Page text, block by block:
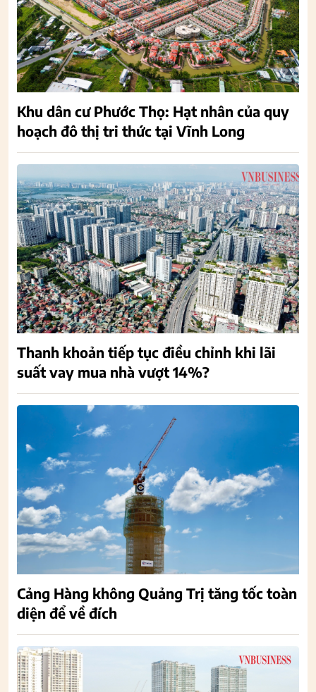
Khu dân cư Phước Thọ: Hạt nhân của quy
hoạch đô thị tri thức tại Vĩnh Long
Thanh khoản tiếp tục điều chỉnh khi lãi
suất vay mua nhà vượt 14%?
Cảng Hàng không Quảng Trị tăng tốc toàn
diện để về đích